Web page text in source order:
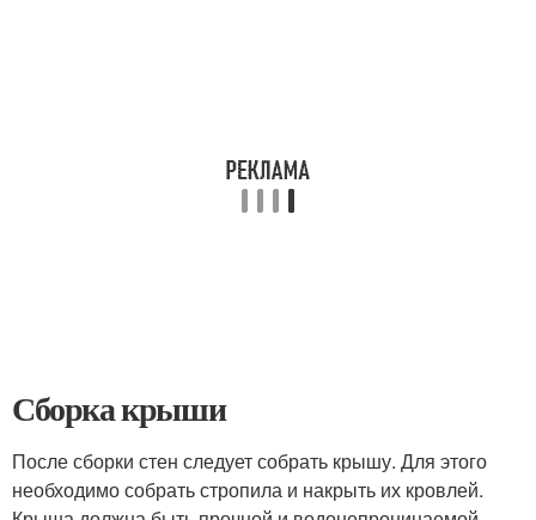
Сборка крыши
После сборки стен следует собрать крышу. Для этого
необходимо собрать стропила и накрыть их кровлей.